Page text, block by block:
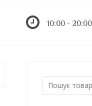
10:00 - 20:00
Ш